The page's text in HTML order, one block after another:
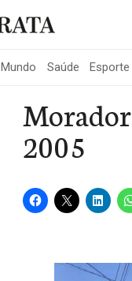
Mundo Saúde Esporte
2005